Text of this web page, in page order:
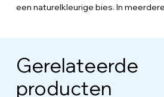
een naturelkleurige bies. In
Gerelateerde
producten